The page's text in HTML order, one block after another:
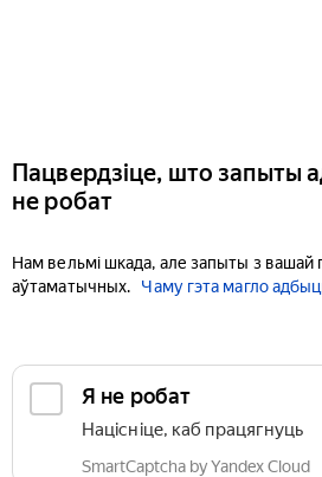
Пацвердзіце, што запыты
не робат
Нам вельмі шкада, але запыты з
аўтаматычных.
Чаму гэта магло
Я не робат
Націсніце, каб працягнуць
SmartCaptcha by Yandex Cloud